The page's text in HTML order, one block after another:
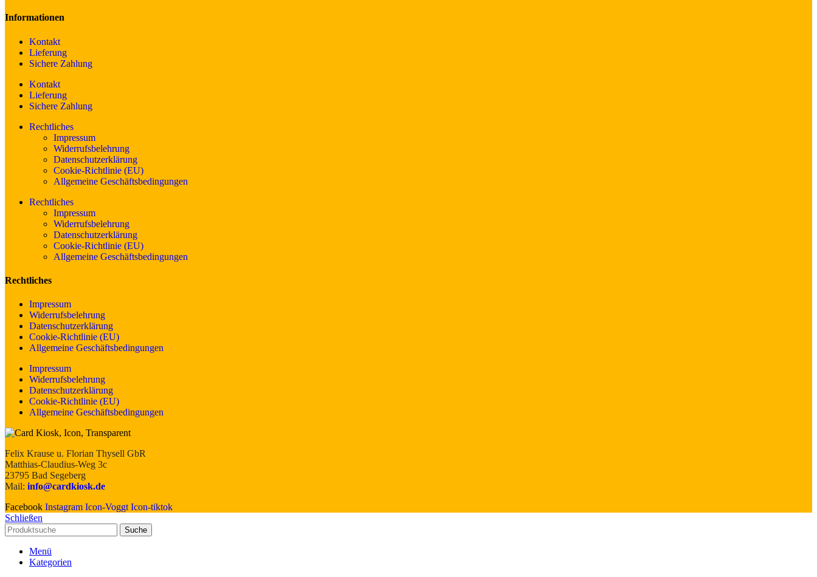
Informationen
Kontakt
Lieferung
Sichere Zahlung
Kontakt
Lieferung
Sichere Zahlung
Rechtliches
Impressum
Widerrufsbelehrung
Datenschutzerklärung
Cookie-Richtlinie (EU)
Allgemeine Geschäftsbedingungen
Rechtliches
Impressum
Widerrufsbelehrung
Datenschutzerklärung
Cookie-Richtlinie (EU)
Allgemeine Geschäftsbedingungen
Rechtliches
Impressum
Widerrufsbelehrung
Datenschutzerklärung
Cookie-Richtlinie (EU)
Allgemeine Geschäftsbedingungen
Impressum
Widerrufsbelehrung
Datenschutzerklärung
Cookie-Richtlinie (EU)
Allgemeine Geschäftsbedingungen
Felix Krause u. Florian Thysell GbR
Matthias-Claudius-Weg 3c
23795 Bad Segeberg
Mail: info@cardkiosk.de
Facebook Instagram Icon-Voggt Icon-tiktok
Schließen
Suche
Menü
Kategorien